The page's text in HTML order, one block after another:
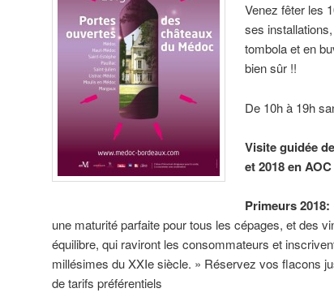
Venez fêter les
ses
tombola et en
bien sûr !!
De 10h à 19h
Visite guidée
et 2018 en
Primeurs 2018:
une maturité parfaite pour tous les cépages, et des
équilibre, qui raviront les consommateurs et
millésimes du XXIe siècle. » Réservez vos flacons
de tarifs préférentiels